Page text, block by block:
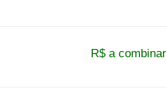
R$ a combinar